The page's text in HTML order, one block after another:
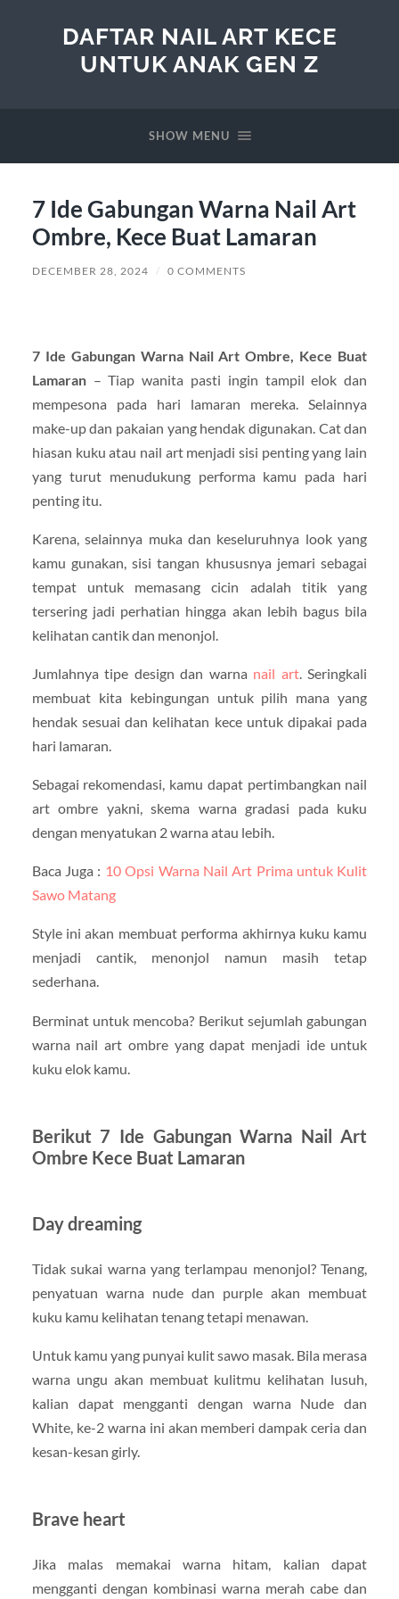
DAFTAR NAIL ART KECE
UNTUK ANAK GEN Z
SHOW MENU
7 Ide Gabungan Warna Nail Art
Ombre, Kece Buat Lamaran
DECEMBER 28, 2024 / 0 COMMENTS
7 Ide Gabungan Warna Nail Art Ombre, Kece Buat
Lamaran– Tiap wanita pasti ingin tampil elok dan
mempesona pada hari lamaran mereka. Selainnya
make-up dan pakaian yang hendak digunakan. Cat dan
hiasan kuku atau nail art menjadi sisi penting yang lain
yang turut menudukung performa kamu pada hari
penting itu.
Karena, selainnya muka dan keseluruhnya look yang
kamu gunakan, sisi tangan khususnya jemari sebagai
tempat untuk memasang cicin adalah titik yang
tersering jadi perhatian hingga akan lebih bagus bila
kelihatan cantik dan menonjol.
Jumlahnya tipe design dan warna nail art. Seringkali
membuat kita kebingungan untuk pilih mana yang
hendak sesuai dan kelihatan kece untuk dipakai pada
hari lamaran.
Sebagai rekomendasi, kamu dapat pertimbangkan nail
art ombre yakni, skema warna gradasi pada kuku
dengan menyatukan 2 warna atau lebih.
Baca Juga : 10 Opsi Warna Nail Art Prima untuk Kulit
Sawo Matang
Style ini akan membuat performa akhirnya kuku kamu
menjadi cantik, menonjol namun masih tetap
sederhana.
Berminat untuk mencoba? Berikut sejumlah gabungan
warna nail art ombre yang dapat menjadi ide untuk
kuku elok kamu.
Berikut 7 Ide Gabungan Warna Nail Art
Ombre Kece Buat Lamaran
Day dreaming
Tidak sukai warna yang terlampau menonjol? Tenang,
penyatuan warna nude dan purple akan membuat
kuku kamu kelihatan tenang tetapi menawan.
Untuk kamu yang punyai kulit sawo masak. Bila merasa
warna ungu akan membuat kulitmu kelihatan lusuh,
kalian dapat mengganti dengan warna Nude dan
White, ke-2 warna ini akan memberi dampak ceria dan
kesan-kesan girly.
Brave heart
Jika malas memakai warna hitam, kalian dapat
mengganti dengan kombinasi warna merah cabe dan